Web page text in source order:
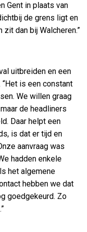
Gent in plaats van
de grens ligt en
dan bij Walcheren.”
uitbreiden en een
is een constant
We willen graag
de headliners
Daar helpt een
is dat er tijd en
aanvraag was
hadden enkele
het algemene
hebben we dat
goedgekeurd. Zo